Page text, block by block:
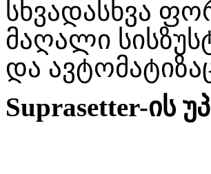
სხვადასხვა
მაღალი
და
Suprasetter-ის